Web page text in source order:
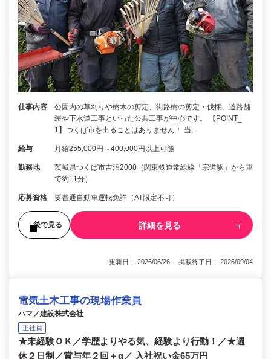
仕事内容
公園内の草刈りや樹木の剪定、街路樹の剪定・伐採、道路舗
装や下水道工事といった公共工事が中心です。 【POINT_
1】つくば市を出ることはありません！ 当…
給与 月給255,000円～400,000円以上可能
勤務地
茨城県つくば市吉沼2000（関東鉄道常総線「宗道駅」から車
で約11分）
応募資格 要普通自動車運転免許（AT限定不可）
後で見る 詳細を見る
更新日： 2026/06/26 掲載終了日： 2026/09/04
電気土木工事の現場作業員
ハマノ建設株式会社
正社員
★未経験ＯＫ／学歴よりやる気、経験より行動！／★週
休２日制／賞与年２回＋α／ 入社祝い金65万円